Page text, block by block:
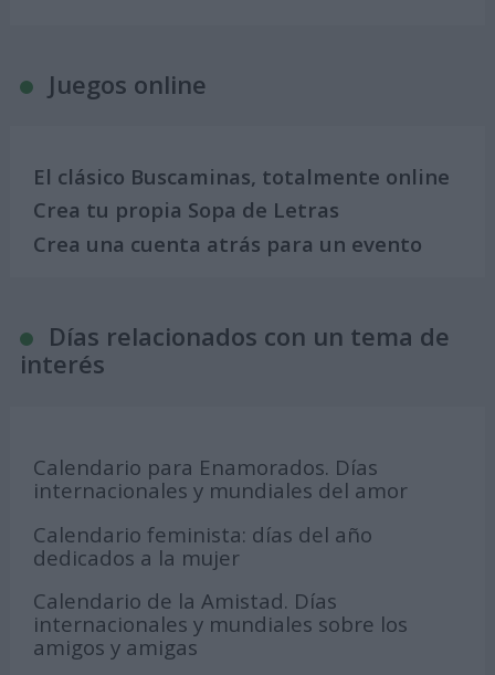
Juegos online
El clásico Buscaminas, totalmente online
Crea tu propia Sopa de Letras
Crea una cuenta atrás para un evento
Días relacionados con un tema de
interés
Calendario para Enamorados. Días
internacionales y mundiales del amor
Calendario feminista: días del año
dedicados a la mujer
Calendario de la Amistad. Días
internacionales y mundiales sobre los
amigos y amigas